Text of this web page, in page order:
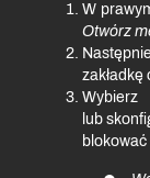
W
Otwórz
zakładkę
lub
blokować